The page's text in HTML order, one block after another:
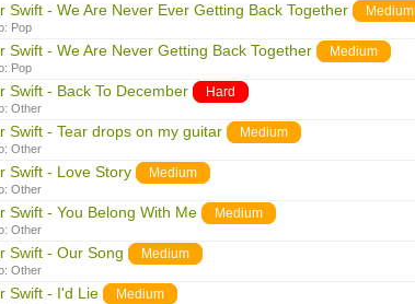
Swift - We Are Never Ever Getting Back Together Medium
Pop
Swift - We Are Never Getting Back Together Medium
Pop
Swift - Back To December Hard
Other
Swift - Tear drops on my guitar Medium
Other
Swift - Love Story Medium
Other
Swift - You Belong With Me Medium
Other
Swift - Our Song Medium
Other
Swift - I'd Lie Medium